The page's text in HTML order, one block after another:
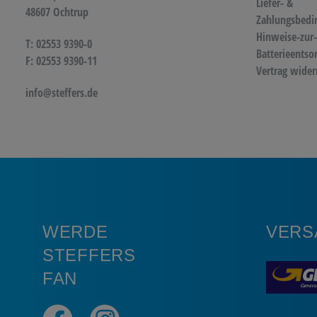
48607 Ochtrup
T: 02553 9390-0
F: 02553 9390-11
info@steffers.de
Hinweise-zur-
Vertrag
WERDE
STEFFERS
FAN